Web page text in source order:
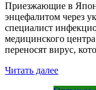
Приезжающие в
энцефалитом через
специалист
медицинского
переносят вирус,
Читать далее